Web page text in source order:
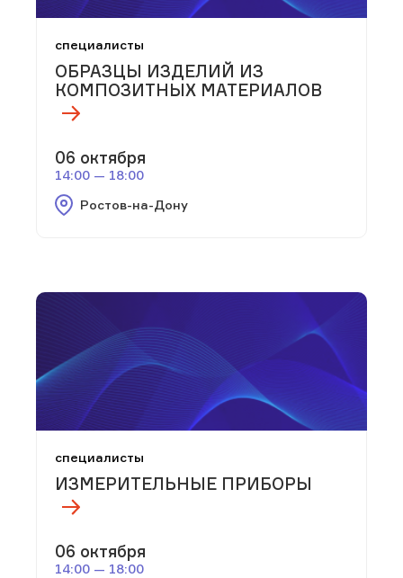
специалисты
ОБРАЗЦЫ ИЗДЕЛИЙ ИЗ
КОМПОЗИТНЫХ МАТЕРИАЛОВ
06 октября
14:00 — 18:00
Ростов-на-Дону
специалисты
ИЗМЕРИТЕЛЬНЫЕ ПРИБОРЫ
06 октября
14:00 — 18:00